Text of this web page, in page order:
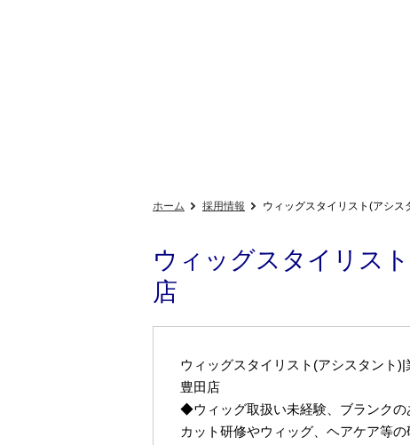
ホーム 採用情報 ウィッグスタイリスト(アシ
ウィッグスタイリス
店
ウィッグスタイリスト(アシスタント
豊田店
◆ウィッグ取扱い未経験、ブランクの
カット研修やウィッグ、ヘアケア等